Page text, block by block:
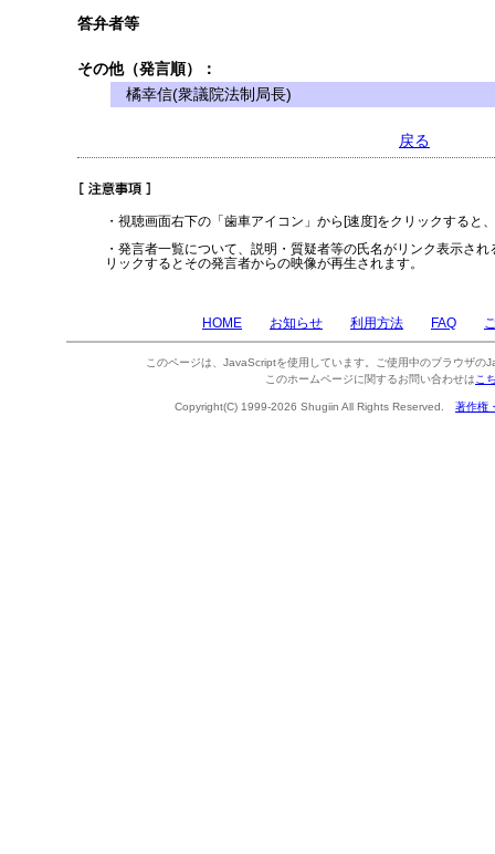
答弁者等
その他（発言順）：
橘幸信(衆議院法制局長)
戻る
・視聴画面右下の「歯車アイコン」から[速度]をクリックすると
・発言者一覧について、説明・質疑者等の氏名がリンク表示さ
リックするとその発言者からの映像が再生されます。
HOME お知らせ 利用方法 FAQ
このページは、JavaScriptを使用しています。ご使用中のブラウザの
このホームページに関するお問い合わせは こ
Copyright(C) 1999-2026 Shugiin All Rights Reserved. 著作権